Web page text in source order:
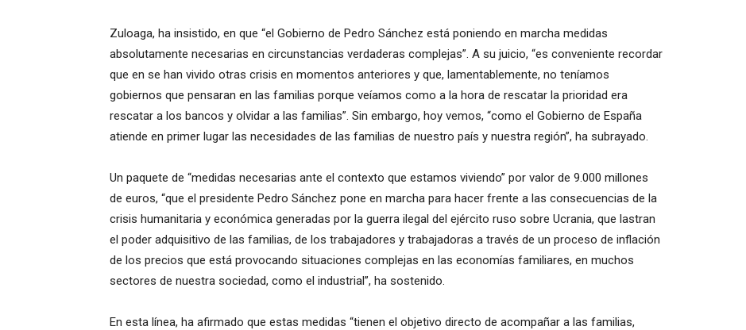
Zuloaga, ha insistido, en que “el Gobierno de Pedro Sánchez está poniendo en marcha medidas
absolutamente necesarias en circunstancias verdaderas complejas”. A su juicio, “es conveniente recordar
que en se han vivido otras crisis en momentos anteriores y que, lamentablemente, no teníamos
gobiernos que pensaran en las familias porque veíamos como a la hora de rescatar la prioridad era
rescatar a los bancos y olvidar a las familias”. Sin embargo, hoy vemos, “como el Gobierno de España
atiende en primer lugar las necesidades de las familias de nuestro país y nuestra región”, ha subrayado.
Un paquete de “medidas necesarias ante el contexto que estamos viviendo” por valor de 9.000 millones
de euros, “que el presidente Pedro Sánchez pone en marcha para hacer frente a las consecuencias de la
crisis humanitaria y económica generadas por la guerra ilegal del ejército ruso sobre Ucrania, que lastran
el poder adquisitivo de las familias, de los trabajadores y trabajadoras a través de un proceso de inflación
de los precios que está provocando situaciones complejas en las economías familiares, en muchos
sectores de nuestra sociedad, como el industrial”, ha sostenido.
En esta línea, ha afirmado que estas medidas “tienen el objetivo directo de acompañar a las familias,